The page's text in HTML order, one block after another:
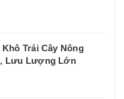
Trái Cây Nông
Lưu Lượng Lớn